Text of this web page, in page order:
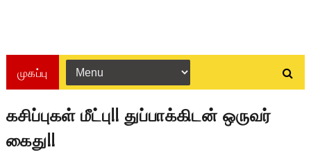
முகப்பு
கசிப்புகள் மீட்பு!! துப்பாக்கிடன் ஒருவர்
கைது!!